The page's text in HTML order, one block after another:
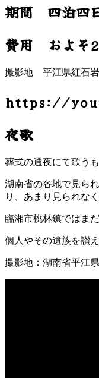
期間 四泊四
費用 およそ
撮影地 平江県紅石
https://
夜歌
葬式の通夜にて歌うも
湖南省の各地で見ら
り、あまり見られなく
臨湘市桃林鎮ではま
個人やその遺族を讃
撮影地：湖南省平江